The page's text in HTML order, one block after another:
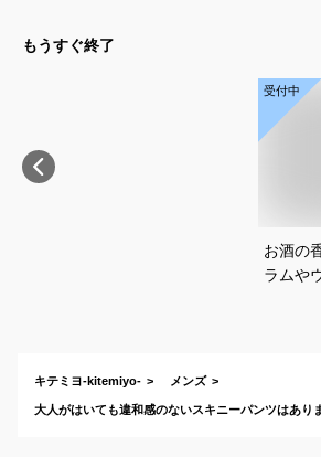
もうすぐ終了
受付中
お酒の
ラムや
キテミヨ-kitemiyo- メンズ
大人がはいても違和感のないスキニーパンツはあり